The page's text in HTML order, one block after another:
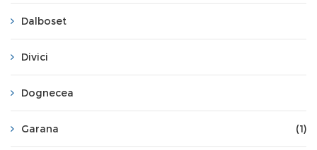
Dalboset
Divici
Dognecea
Garana (1)